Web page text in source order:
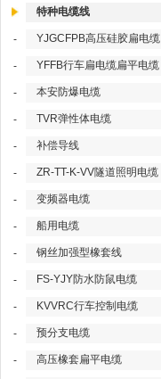
特种电缆线
- YJGCFPB高压硅胶扁电缆
- YFFB行车扁电缆扁平电缆
- 本安防爆电缆
- TVR弹性体电缆
- 补偿导线
- ZR-TT-K-VV隧道照明电缆
- 变频器电缆
- 船用电缆
- 钢丝加强型橡套线
- FS-YJY防水防鼠电缆
- KVVRC行车控制电缆
- 预分支电缆
- 高压橡套扁平电缆